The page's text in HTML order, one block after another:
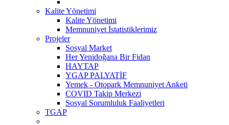
Kalite Yönetimi
Kalite Yönetimi
Memnuniyet İstatistiklerimiz
Projeler
Sosyal Market
Her Yenidoğana Bir Fidan
HAYTAP
YGAP PALYATİF
Yemek - Otopark Memnuniyet Anketi
COVID Takip Merkezi
Sosyal Sorumluluk Faaliyetleri
TGAP